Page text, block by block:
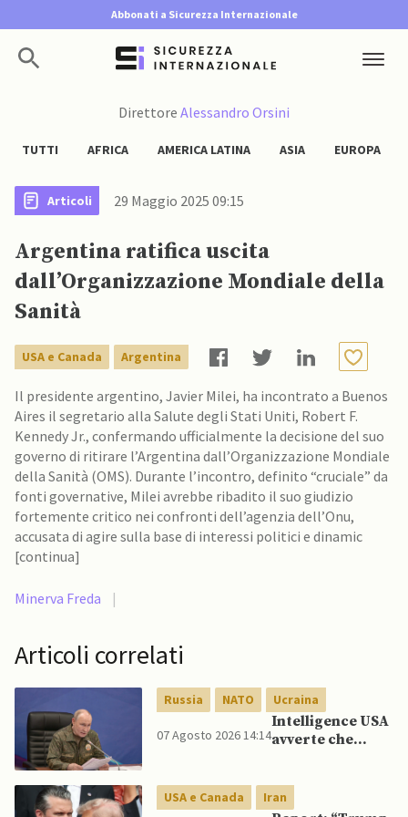
Abbonati a Sicurezza Internazionale
Direttore Alessandro Orsini
TUTTI AFRICA AMERICA LATINA ASIA EUROPA
Articoli 29 Maggio 2025 09:15
Argentina ratifica uscita
dall’Organizzazione Mondiale della
Sanità
USA e Canada Argentina
Il presidente argentino, Javier Milei, ha incontrato a Buenos
Aires il segretario alla Salute degli Stati Uniti, Robert F.
Kennedy Jr., confermando ufficialmente la decisione del suo
governo di ritirare l’Argentina dall’Organizzazione Mondiale
della Sanità (OMS). Durante l’incontro, definito “cruciale” da
fonti governative, Milei avrebbe ribadito il suo giudizio
fortemente critico nei confronti dell’agenzia dell’Onu,
accusata di agire sulla base di interessi politici e dinamic
[continua]
Minerva Freda |
Articoli correlati
Russia NATO Ucraina
07 Agosto 2026 14:14
Intelligence USA
avverte che
mentre è ancora
impegnato in
USA e Canada Iran